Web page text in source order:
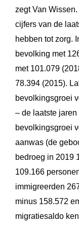
zegt Van
cijfers van de
hebben tot zorg.
bevolking met
met 101.079
78.394 (2015).
bevolkingsgroei
– de laatste
bevolkingsgroei
aanwas (de
bedroeg in 2019
109.166
immigreerden
minus 158.572
migratiesaldo